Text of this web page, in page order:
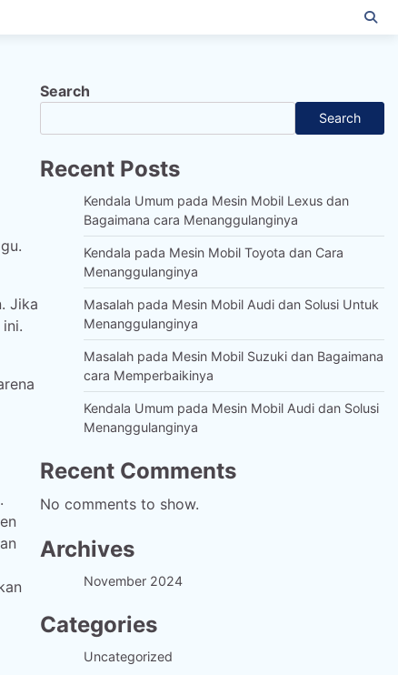
Jika
Search
Search
Recent Posts
Kendala Umum pada Mesin Mobil Lexus dan
Bagaimana cara Menanggulanginya
Kendala pada Mesin Mobil Toyota dan Cara
Menanggulanginya
Masalah pada Mesin Mobil Audi dan Solusi Untuk
Menanggulanginya
Masalah pada Mesin Mobil Suzuki dan Bagaimana
cara Memperbaikinya
Kendala Umum pada Mesin Mobil Audi dan Solusi
Menanggulanginya
Recent Comments
No comments to show.
Archives
November 2024
Categories
Uncategorized